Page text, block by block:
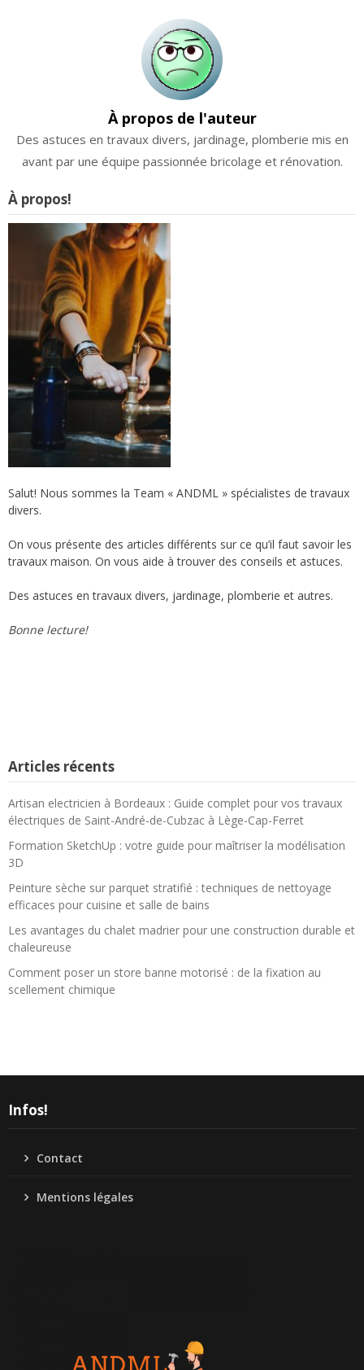
À propos de l'auteur
Des astuces en travaux divers, jardinage, plomberie mis en
avant par une équipe passionnée bricolage et rénovation.
À propos!
Salut! Nous sommes la Team « ANDML » spécialistes de travaux
divers.
On vous présente des articles différents sur ce qu’il faut savoir les
travaux maison. On vous aide à trouver des conseils et astuces.
Des astuces en travaux divers, jardinage, plomberie et autres.
Bonne lecture!
Articles récents
Artisan electricien à Bordeaux : Guide complet pour vos travaux
électriques de Saint-André-de-Cubzac à Lège-Cap-Ferret
Formation SketchUp : votre guide pour maîtriser la modélisation
3D
Peinture sèche sur parquet stratifié : techniques de nettoyage
efficaces pour cuisine et salle de bains
Les avantages du chalet madrier pour une construction durable et
chaleureuse
Comment poser un store banne motorisé : de la fixation au
scellement chimique
Infos!
Contact
Mentions légales